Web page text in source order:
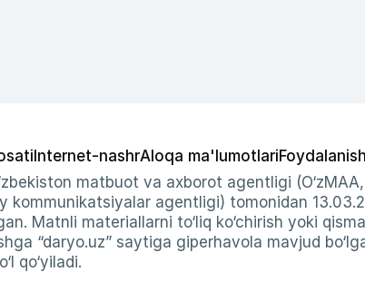
Internet-nashrAloqa ma'lumotlari
matbuot va axborot agentligi
kommunikatsiyalar agentligi) tomonidan
Matnli materiallarni to‘liq ko‘chirish yoki
“daryo.uz” saytiga giperhavola mavjud
qo‘yiladi.